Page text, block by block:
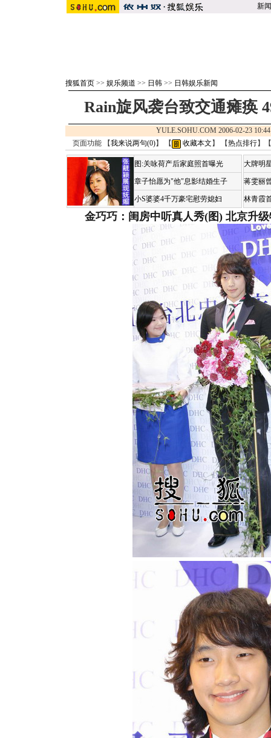
新闻
搜狐首页 >> 娱乐频道 >> 日韩 >> 日韩娱乐新闻
Rain旋风袭台致交通瘫痪
YULE.SOHU.COM 2006-02-23
页面功能 【我来说两句(0)】 【 收藏本文 】 【热点排行】【
图:关咏荷产后家庭照首曝光
章子怡愿为"他"息影结婚生子
小S婆婆4千万豪宅慰劳媳妇
大牌明
蒋雯丽
林青霞
金巧巧：闺房中听真人秀(图) 北京升